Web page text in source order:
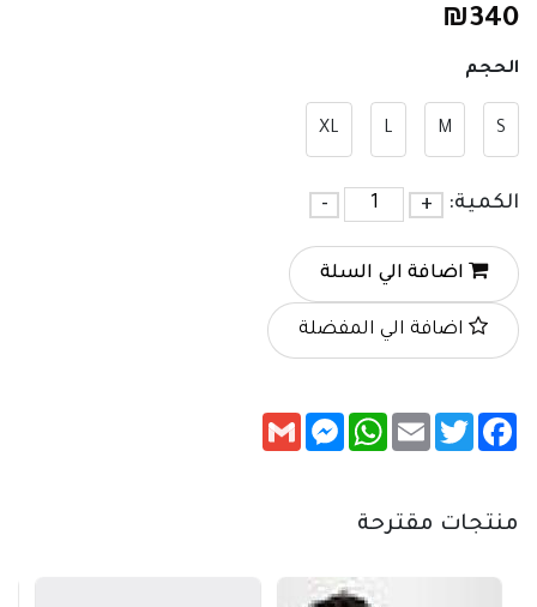
₪340
الحجم
S
M
L
XL
الكمية: +
-
اضافة الي السلة
اضافة الي المفضلة
Facebook
Twitter
Email
WhatsApp
Messenger
Gmail
منتجات مقترحة